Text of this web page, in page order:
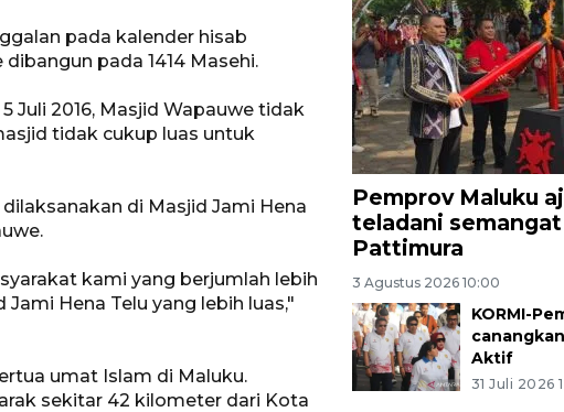
pada kalender hisab
pada 1414 Masehi.
Juli 2016, Masjid Wapauwe tidak
tidak cukup luas untuk
di Masjid Jami Hena
kami yang berjumlah lebih
Hena Telu yang lebih luas,"
umat Islam di Maluku.
sekitar 42 kilometer dari Kota
Pemprov Maluku
teladani
Pattimura
3 Agustus 2026 10:00
KORMI-
Aktif
31 Juli 2026